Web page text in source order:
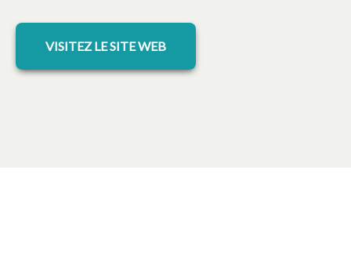
VISITEZ LE SITE WEB
s’ouvre dans un nouvel onglet